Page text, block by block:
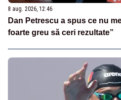
8 aug. 2026, 12:46
Dan Petrescu a spus ce nu
foarte greu să ceri rezultate”